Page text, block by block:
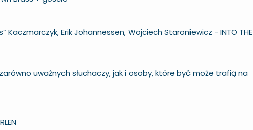
Kaczmarczyk, Erik Johannessen, Wojciech Staroniewicz - INTO THE
uważnych słuchaczy, jak i osoby, które być może trafią na